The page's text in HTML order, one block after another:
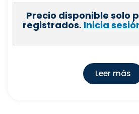
Precio disponible solo
registrados. Inicia
Leer más